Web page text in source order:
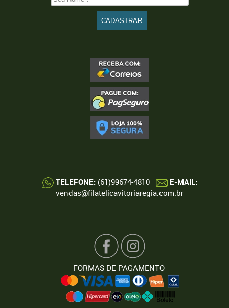
TELEFONE:(61)99674-4810
E-MAIL:
vendas@filatelicavitoriaregia.com.br
FORMAS DE PAGAMENTO